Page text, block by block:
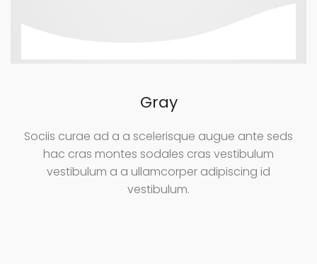
Gray
Sociis curae ad a a scelerisque augue ante seds
hac cras montes sodales cras vestibulum
vestibulum a a ullamcorper adipiscing id
vestibulum.